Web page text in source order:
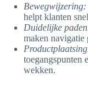
Bewegwijzering:
helpt klanten
Duidelijke
maken navigatie
toegangspunten
wekken.